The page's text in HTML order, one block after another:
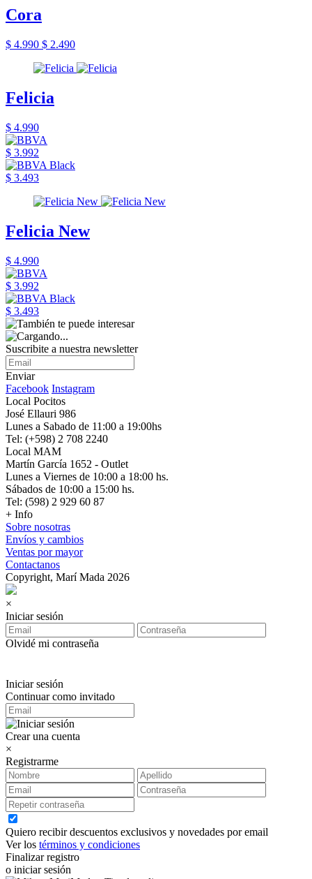
Cora
$ 4.990 $ 2.490
Felicia
$ 4.990
$ 3.992
$ 3.493
Felicia New
$ 4.990
$ 3.992
$ 3.493
Suscribite a nuestra newsletter
Enviar
Facebook Instagram
Local Pocitos
José Ellauri 986
Lunes a Sabado de 11:00 a 19:00hs
Tel: (+598) 2 708 2240
Local MAM
Martín García 1652 - Outlet
Lunes a Viernes de 10:00 a 18:00 hs.
Sábados de 10:00 a 15:00 hs.
Tel: (598) 2 929 60 87
+ Info
Sobre nosotras
Envíos y cambios
Ventas por mayor
Contactanos
Copyright, Marí Mada 2026
×
Iniciar sesión
Olvidé mi contraseña
Iniciar sesión
Continuar como invitado
Crear una cuenta
×
Registrarme
Quiero recibir descuentos exclusivos y novedades por email
Ver los términos y condiciones
Finalizar registro
o iniciar sesión